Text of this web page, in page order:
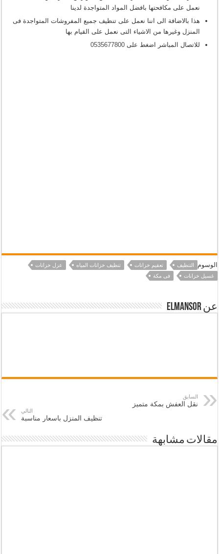
نعمل على مكافحتها بافضل المواد المتواجدة لدينا
هذا بالاضافة الى اننا نعمل على تنظيف جميع المفروشات المتواجدة فى
المنزل وغيرها من الاشياء التى نعمل على القيام بها
للاتصال المباشر اضغط على0535677800
الوسوم التنظيف تعقيم خزانات تنظيف خزانات المياه
عزل خزانات
غسيل خزانات
فى مكة
عن elmansor
السابق
نقل العفش بمكة متميز
التالي
تنظيف المنزل باسعار مناسبة
مقالات مشابهة